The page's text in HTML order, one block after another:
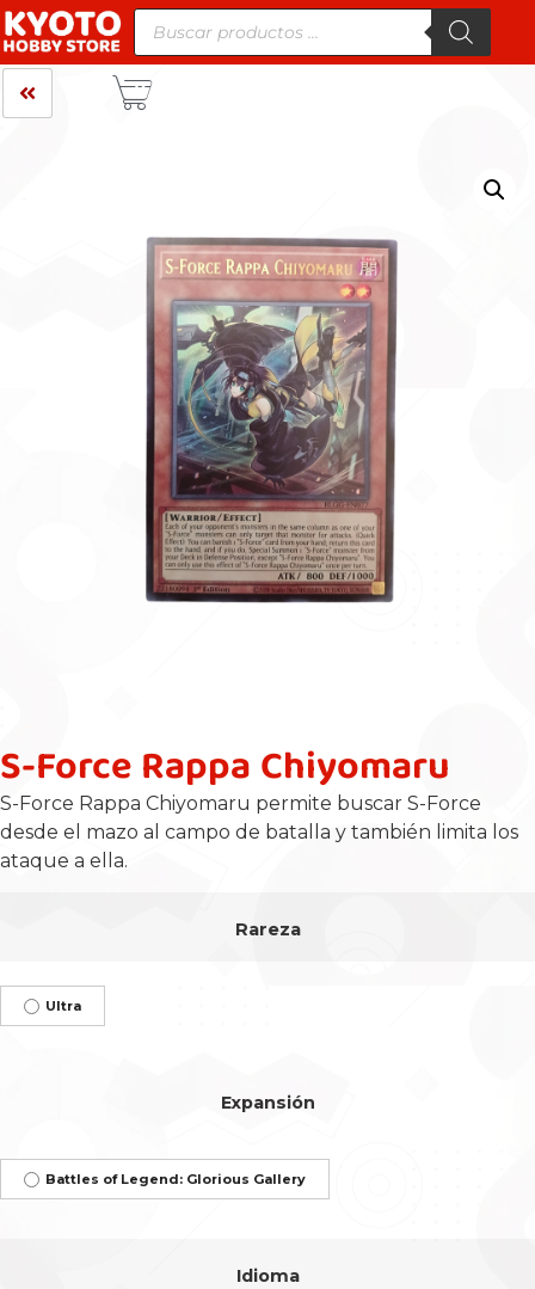
S-Force Rappa Chiyomaru
S-Force Rappa Chiyomaru permite buscar S-Force
desde el mazo al campo de batalla y también limita los
ataque a ella.
Rareza
Ultra
Expansión
Battles of Legend: Glorious Gallery
Idioma